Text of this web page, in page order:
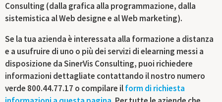
Consulting (dalla grafica alla programmazione, dalla
sistemistica al Web designe e al Web marketing).
Se la tua azienda è interessata alla formazione a distanza
e a usufruire di uno o più dei servizi di elearning messi a
disposizione da SinerVis Consulting, puoi richiedere
informazioni dettagliate contattando il nostro numero
verde 800.44.77.17 o compilare ilform di richiesta